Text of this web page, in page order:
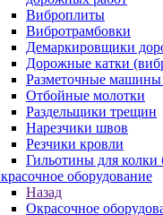
Виброплиты
Вибротрамбовки
Демаркировщики
Дорожные катки
Разметочные машины
Отбойные молотки
Раздельщики трещин
Нарезчики швов
Резчики кровли
Гильотины для колки
оборудование
Назад
Окрасочное